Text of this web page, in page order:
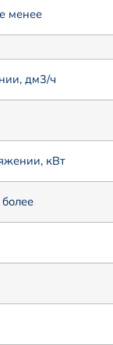
менее
дм3/ч
кВт